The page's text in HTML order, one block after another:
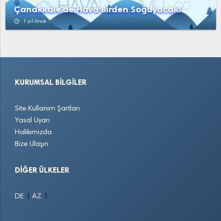
Çanakkale'de Hava Birden Soğuyacak!
access_time 1 yıl önce
KURUMSAL BILGILER
Site Kullanım Şartları
Yasal Uyarı
Hakkımızda
Bize Ulaşın
DIĞER ÜLKELER
DE AZ